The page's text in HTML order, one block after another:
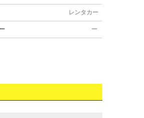
レンタカー
ー